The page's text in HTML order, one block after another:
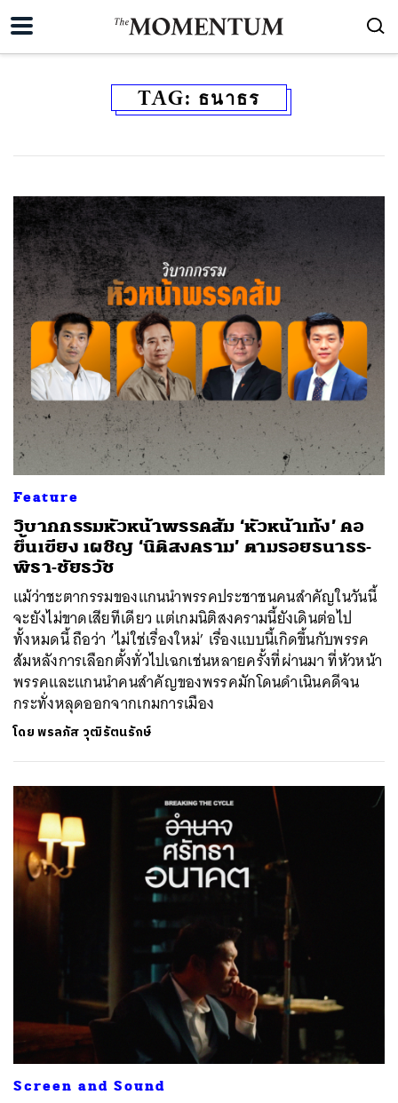
TAG: ธนาธร
Feature
วิบากกรรมหัวหน้าพรรคส้ม ‘หัวหน้าเท้ง’ คอ
ขึ้นเขียง เผชิญ ‘นิติสงคราม’ ตามรอยธนาธร-
พิธา-ชัยธวัช
แม้ว่าชะตากรรมของแกนนำพรรคประชาชนคนสำคัญในวันนี้
จะยังไม่ขาดเสียทีเดียว แต่เกมนิติสงครามนี้ยังเดินต่อไป
ทั้งหมดนี้ ถือว่า ‘ไม่ใช่เรื่องใหม่’ เรื่องแบบนี้เกิดขึ้นกับพรรค
ส้มหลังการเลือกตั้งทั่วไปเฉกเช่นหลายครั้งที่ผ่านมา ที่หัวหน้า
พรรคและแกนนำคนสำคัญของพรรคมักโดนดำเนินคดีจน
กระทั่งหลุดออกจากเกมการเมือง
โดยพรลภัส วุฒิรัตนรักษ์
Screen and Sound